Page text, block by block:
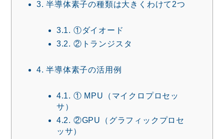
3. 半導体素子の種類は大きくわけて2つ
3.1. ①ダイオード
3.2. ②トランジスタ
4. 半導体素子の活用例
4.1. ① MPU（マイクロプロセッ
サ）
4.2. ②GPU（グラフィックプロセ
ッサ）